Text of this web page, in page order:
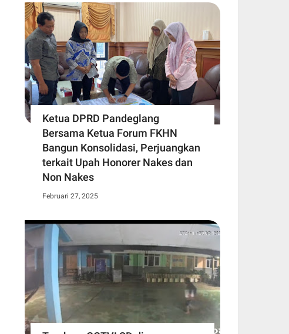
Ketua DPRD Pandeglang
Bersama Ketua Forum FKHN
Bangun Konsolidasi, Perjuangkan
terkait Upah Honorer Nakes dan
Non Nakes
Februari 27, 2025